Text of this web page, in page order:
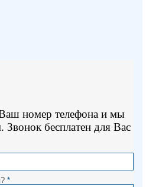
номер телефона и мы
Звонок бесплатен для Вас
*